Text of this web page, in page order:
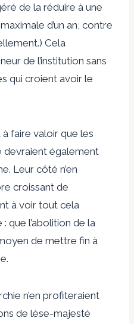
de la réduire à une
d’un an, contre
Cela
de l’institution sans
qui croient avoir le
faire valoir que les
devraient également
Leur côté n’en
croissant de
à voir tout cela
que l’abolition de la
de mettre fin à
n’en profiteraient
de lèse-majesté